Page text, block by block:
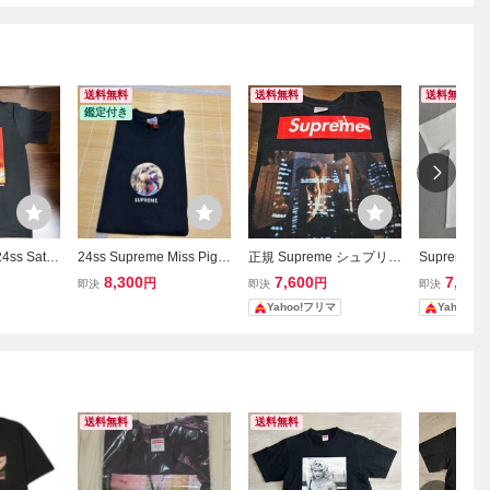
Satch
送料無料
鑑定付き
24ss Supreme Miss Pigg
y Tee Tシャツ 黒 M ブラ
即決 8,300円
送料無料
正規 Supreme シュプリー
ム Christopher Walken Ki
ng Of New York Tee L Tシ
ャツ
即決 7,600円
Yahoo!フリマ
送料無料
Supreme
プリーム
即決 7,000
Yahoo!フ
送料無料 送料無料